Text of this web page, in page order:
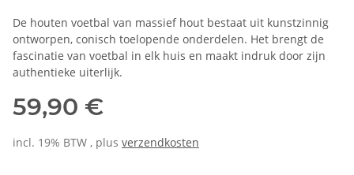
De houten voetbal van massief hout bestaat uit kunstzinnig
ontworpen, conisch toelopende onderdelen. Het brengt de
fascinatie van voetbal in elk huis en maakt indruk door zijn
authentieke uiterlijk.
59,90 €
incl. 19% BTW , plus verzendkosten